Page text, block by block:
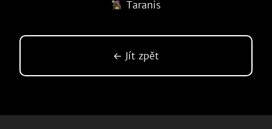
Taranis
← Jít zpět